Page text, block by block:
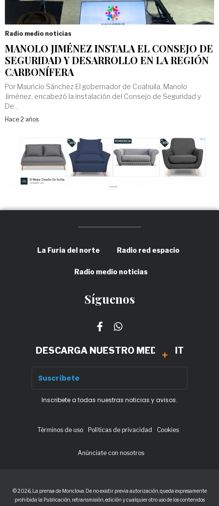
Radio medio noticias
MANOLO JIMÉNEZ INSTALA EL CONSEJO DE
SEGURIDAD Y DESARROLLO EN LA REGIÓN
CARBONÍFERA
Por Mauricio Sánchez El gobernador de Coahuila, Manolo
Jiménez, encabezó la instalación del Consejo de Seguridad y
De...
Hace 2 años
La Furia del norte Radio red espacio
Radio medio noticias
Síguenos
DESCARGA NUESTRO MEDIA KIT
Inscribete a todas nuestras noticias y avisos.
Términos de uso Políticas de privacidad Cookies
Anúnciate con nosotros
© 2026, La prensa de Monclova. De no existir previa autorización, queda expresamente
prohibida la Publicación, retransmisión, edición y cualquier otro uso de los contenidos